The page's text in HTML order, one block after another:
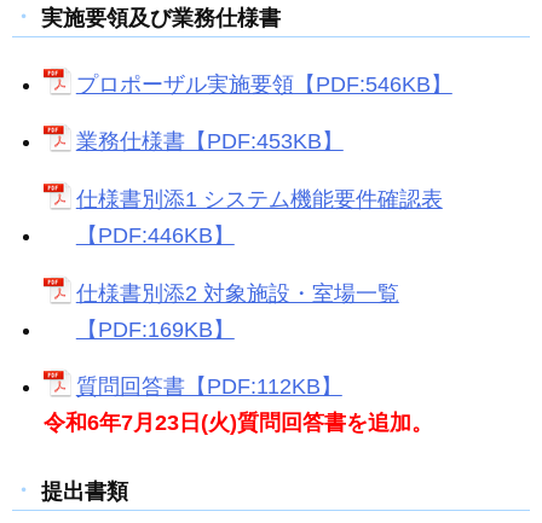
実施要領及び業務仕様書
プロポーザル実施要領【PDF:546KB】
業務仕様書【PDF:453KB】
仕様書別添1 システム機能要件確認表
【PDF:446KB】
仕様書別添2 対象施設・室場一覧
【PDF:169KB】
質問回答書【PDF:112KB】
令和6年7月23日(火)質問回答書を追加。
提出書類